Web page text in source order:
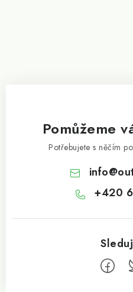
Pomůžeme
Potřebujete s něčím
info@
+420